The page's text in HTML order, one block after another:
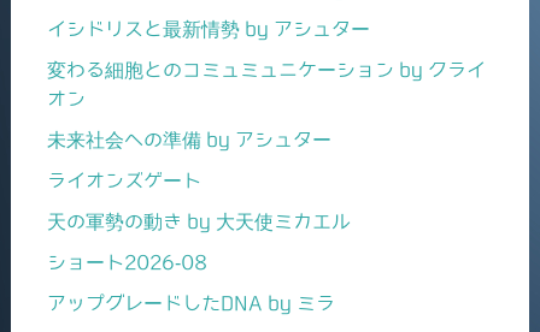
イシドリスと最新情勢 by アシュター
変わる細胞とのコミュミュニケーション by クライ
オン
未来社会への準備 by アシュター
ライオンズゲート
天の軍勢の動き by 大天使ミカエル
ショート2026-08
アップグレードしたDNA by ミラ